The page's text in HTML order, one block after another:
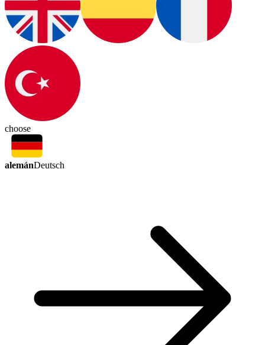
choose
alemánDeutsch